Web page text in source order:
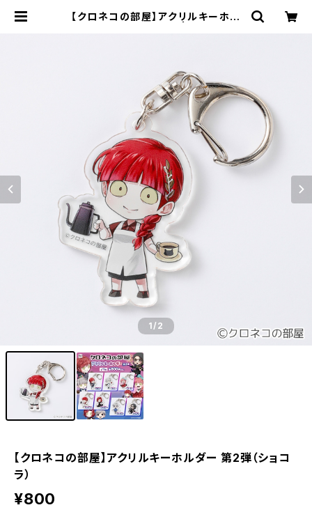
【クロネコの部屋】アクリルキーホル
1/2
【クロネコの部屋】アクリルキーホルダー 第2弾（ショコ
ラ）
¥800